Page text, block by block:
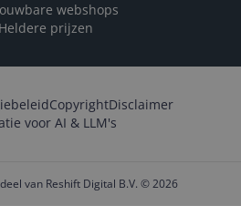
webshops
Heldere prijzen
CopyrightDisclaimer
voor AI & LLM's
van Reshift Digital B.V. © 2026